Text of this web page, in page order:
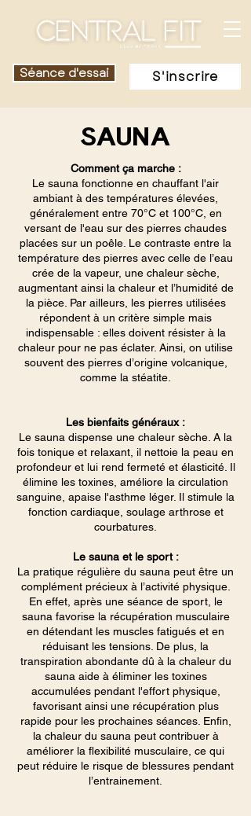
Séance d'essai S'inscrire
SAUNA
Comment ça marche :
Le sauna fonctionne en chauffant l'air
ambiant à des températures élevées,
généralement entre 70°C et 100°C, en
versant de l'eau sur des pierres chaudes
placées sur un poêle. Le contraste entre la
température des pierres avec celle de l’eau
crée de la vapeur, une chaleur sèche,
augmentant ainsi la chaleur et l’humidité de
la pièce. Par ailleurs, les pierres utilisées
répondent à un critère simple mais
indispensable : elles doivent résister à la
chaleur pour ne pas éclater. Ainsi, on utilise
souvent des pierres d’origine volcanique,
comme la stéatite.
Les bienfaits généraux :
Le sauna dispense une chaleur sèche. A la
fois tonique et relaxant, il nettoie la peau en
profondeur et lui rend fermeté et élasticité. Il
élimine les toxines, améliore la circulation
sanguine, apaise l'asthme léger. Il stimule la
fonction cardiaque, soulage arthrose et
courbatures.
Le sauna et le sport :
La pratique régulière du sauna peut être un
complément précieux à l’activité physique.
En effet, après une séance de sport, le
sauna favorise la récupération musculaire
en détendant les muscles fatigués et en
réduisant les tensions. De plus, la
transpiration abondante dû à la chaleur du
sauna aide à éliminer les toxines
accumulées pendant l'effort physique,
favorisant ainsi une récupération plus
rapide pour les prochaines séances. Enfin,
la chaleur du sauna peut contribuer à
améliorer la flexibilité musculaire, ce qui
peut réduire le risque de blessures pendant
l’entrainement.